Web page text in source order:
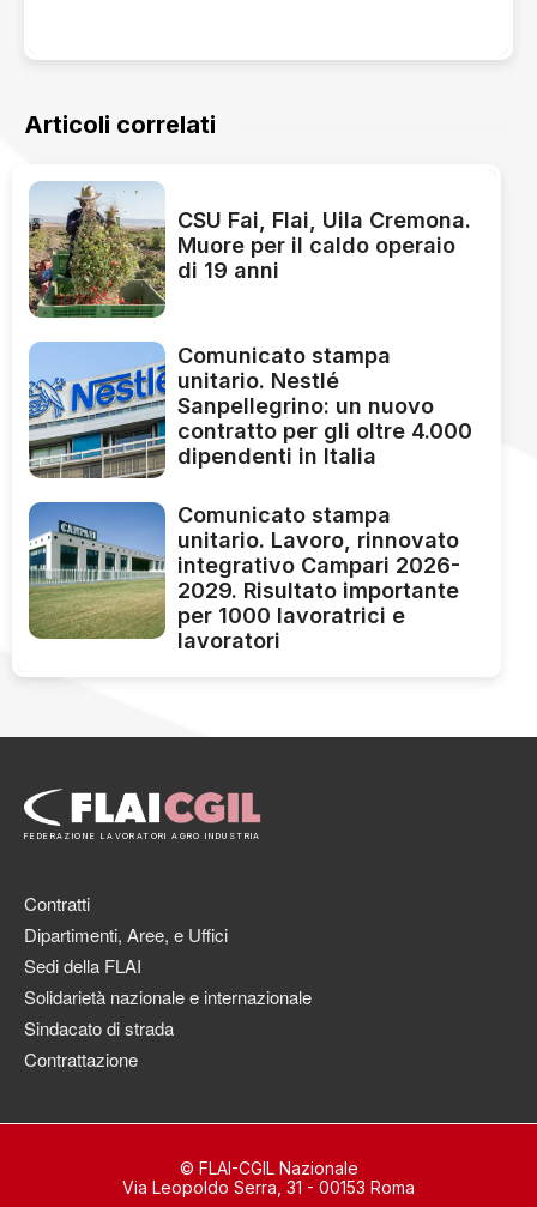
Articoli correlati
CSU Fai, Flai, Uila Cremona.
Muore per il caldo operaio
di 19 anni
Comunicato stampa
unitario. Nestlé
Sanpellegrino: un nuovo
contratto per gli oltre 4.000
dipendenti in Italia
Comunicato stampa
unitario. Lavoro, rinnovato
integrativo Campari 2026-
2029. Risultato importante
per 1000 lavoratrici e
lavoratori
FEDERAZIONE LAVORATORI AGRO INDUSTRIA
Contratti
Dipartimenti, Aree, e Uffici
Sedi della FLAI
Solidarietà nazionale e internazionale
Sindacato di strada
Contrattazione
© FLAI-CGIL Nazionale
Via Leopoldo Serra, 31 - 00153 Roma